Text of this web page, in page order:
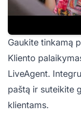
Gaukite tinkamą
Kliento
LiveAgent.
paštą ir suteikite
klientams.